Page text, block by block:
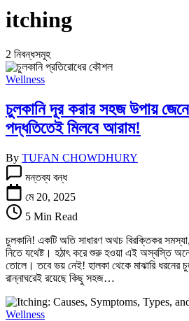
itching
2 নিবন্ধসমূহ
Wellness
চুলকানি দূর করার সহজ উপায়
পদ্ধতিতেই মিলবে আরাম!
By TUFAN CHOWDHURY
দূর
করার
উপায়
জেনে
নিন:
ঘরোয়া
পদ্ধতিতেই
মিলবে
আরাম!
তে
মন্তব্য বন্ধ
মে 20, 2025
5 Min Read
চুলকানি! একটি অতি সাধারণ অথচ বিরক্তিকর সমস্যা,
নিতে যথেষ্ট। হঠাৎ করে শুরু হওয়া এই অস্বস্তি
তোলে। তবে ভয় নেই! হালকা থেকে মাঝারি ধরনের
রান্নাঘরেই রয়েছে কিছু সহজ…
Wellness